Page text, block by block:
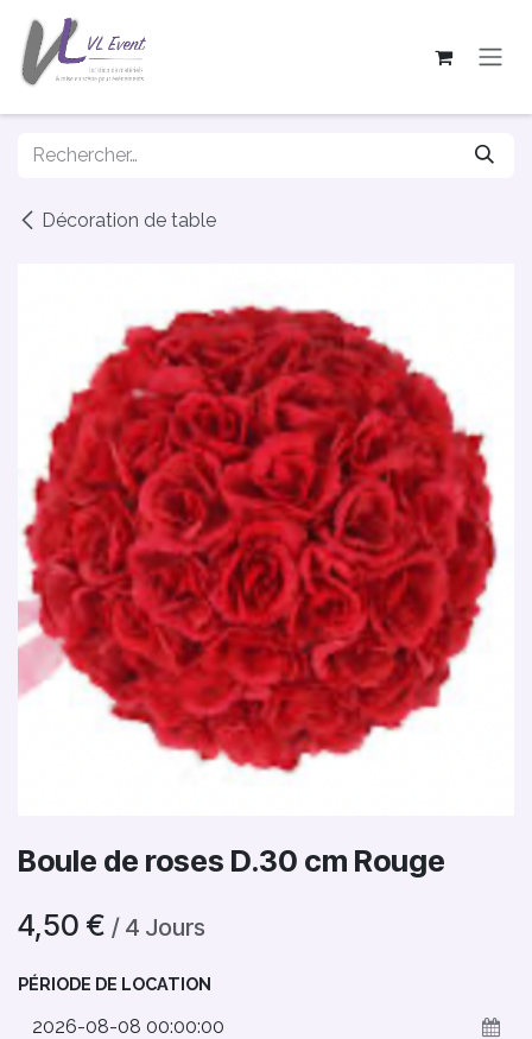
Se rendre au contenu
Décoration de table
Boule de roses D.30 cm Rouge
4,50 € / 4 Jours
PÉRIODE DE LOCATION